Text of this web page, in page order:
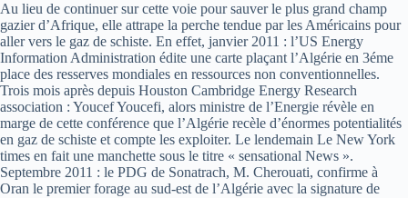
Au lieu de continuer sur cette voie pour sauver le plus grand champ
gazier d’Afrique, elle attrape la perche tendue par les Américains pour
aller vers le gaz de schiste. En effet, janvier 2011 : l’US Energy
Information Administration édite une carte plaçant l’Algérie en 3éme
place des resserves mondiales en ressources non conventionnelles.
Trois mois après depuis Houston Cambridge Energy Research
association : Youcef Youcefi, alors ministre de l’Energie révèle en
marge de cette conférence que l’Algérie recèle d’énormes potentialités
en gaz de schiste et compte les exploiter. Le lendemain Le New York
times en fait une manchette sous le titre « sensational News ».
Septembre 2011 : le PDG de Sonatrach, M. Cherouati, confirme à
Oran le premier forage au sud-est de l’Algérie avec la signature de